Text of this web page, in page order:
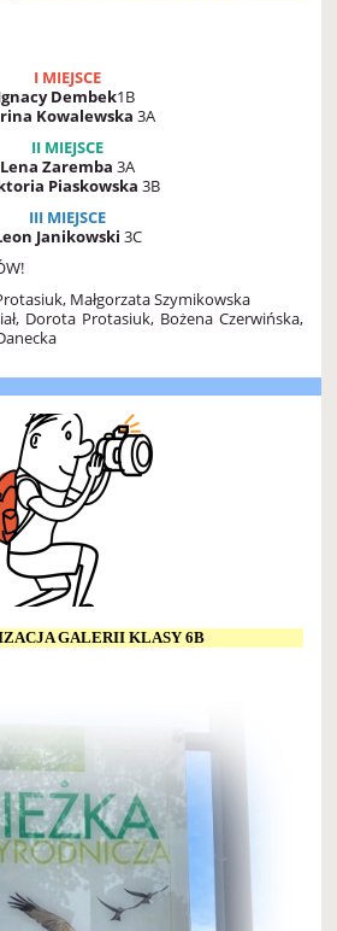
I MIEJSCE
Dembek1B
Kowalewska 3A
II MIEJSCE
Lena Zaremba 3A
Piaskowska 3B
III MIEJSCE
Janikowski 3C
Małgorzata Szymikowska
Dorota Protasiuk, Bożena Czerwińska,
GALERII KLASY 6B